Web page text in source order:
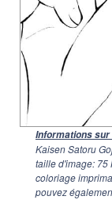
Informations sur
Kaisen Satoru
taille d'image: 75
coloriage
pouvez